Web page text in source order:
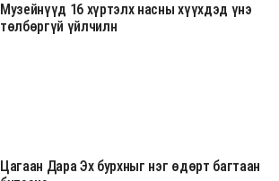
Музейнүүд 16 хүртэлх насны хүүхдэд үнэ
төлбөргүй үйлчилн
Цагаан Дара Эх бурхныг нэг өдөрт багтаан